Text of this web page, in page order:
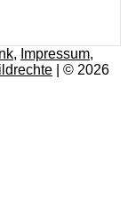
, Impressum,
| © 2026